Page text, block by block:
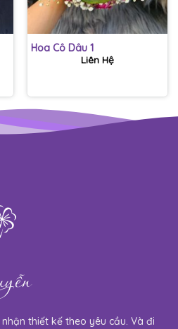
Hoa Cô Dâu 1
Liên Hệ
nhận thiết kế theo yêu cầu. Và đi